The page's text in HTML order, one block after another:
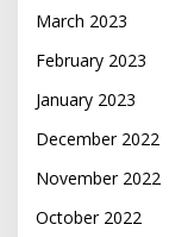
March 2023
February 2023
January 2023
December 2022
November 2022
October 2022